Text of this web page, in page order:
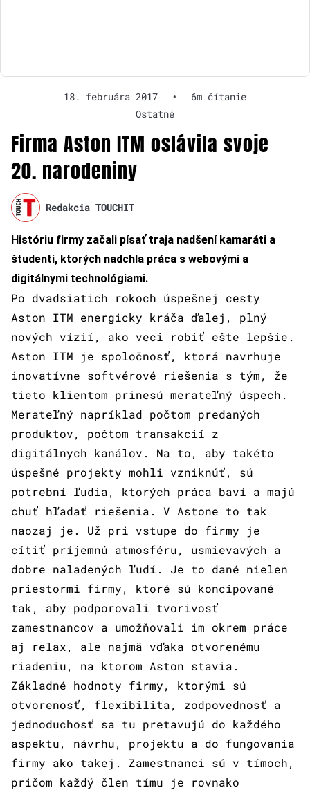
18. februára 2017 •
6m čítanie
Ostatné
Firma Aston ITM oslávila svoje
20. narodeniny
Redakcia TOUCHIT
Históriu firmy začali písať traja nadšení kamaráti a
študenti, ktorých nadchla práca s webovými a
digitálnymi technológiami.
Po dvadsiatich rokoch úspešnej cesty
Aston ITM energicky kráča ďalej, plný
nových vízií, ako veci robiť ešte lepšie.
Aston ITM je spoločnosť, ktorá navrhuje
inovatívne softvérové riešenia s tým, že
tieto klientom prinesú merateľný úspech.
Merateľný napríklad počtom predaných
produktov, počtom transakcií z
digitálnych kanálov. Na to, aby takéto
úspešné projekty mohli vzniknúť, sú
potrební ľudia, ktorých práca baví a majú
chuť hľadať riešenia. V Astone to tak
naozaj je. Už pri vstupe do firmy je
cítiť príjemnú atmosféru, usmievavých a
dobre naladených ľudí. Je to dané nielen
priestormi firmy, ktoré sú koncipované
tak, aby podporovali tvorivosť
zamestnancov a umožňovali im okrem práce
aj relax, ale najmä vďaka otvorenému
riadeniu, na ktorom Aston stavia.
Základné hodnoty firmy, ktorými sú
otvorenosť, flexibilita, zodpovednosť a
jednoduchosť sa tu pretavujú do každého
aspektu, návrhu, projektu a do fungovania
firmy ako takej. Zamestnanci sú v tímoch,
pričom každý člen tímu je rovnako